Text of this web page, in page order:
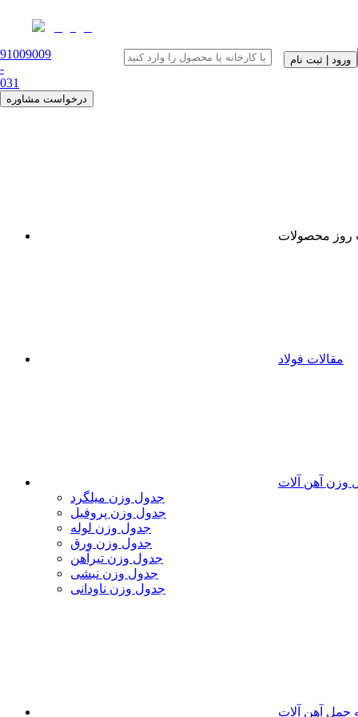
91009009
-
031
درخواست مشاوره
ورود | ثبت نام
روز محصولات
مقالات فولاد
وزن آهن آلات
جدول وزن میلگرد
جدول وزن پروفیل
جدول وزن لوله
جدول وزن ورق
جدول وزن تیرآهن
جدول وزن نبشی
جدول وزن ناودانی
حمل آهن آلات